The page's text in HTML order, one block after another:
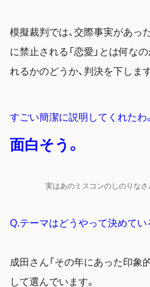
模擬裁判では、交際事実があっ
に禁止される「恋愛」とは何な
れるかのどうか、判決を下します
すごい簡潔に説明してくれたわ
面白そう。
実はあのミスコンのしのりなさ
Q.テーマはどうやって決めてい
成田さん「その年にあった印象
して選んでいます。